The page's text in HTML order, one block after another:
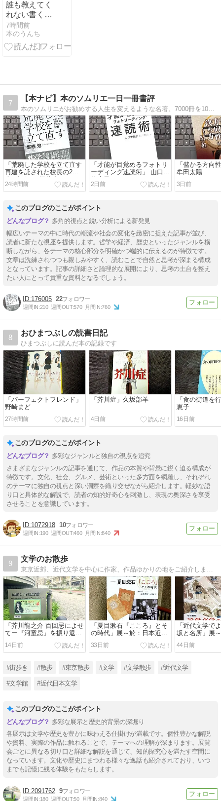
誰も教えてく
れない書くス
キル／芝本秀
徳【B2026-
64】
7時間前
本のうんち
7
【本ナビ】本のソムリエ一日一冊書評
本のソムリエがお勧めする人生を変えるような名著。7000冊を100点満点で評価。どんな本を読むか迷っている方、ぜひご訪問ください。
「荒廃した学校を立て直す
再建を託された校長の2年
半の記録」 堀越 勉
24時間前
「才能が目覚めるフォトリ
ーディング速読術」 山口
佐貴子
2日前
「儲かる方向
牟田太陽
3日前
このブログのここがポイント
多角的視点と鋭い分析による新発見
幅広いテーマの中に時代の潮流や社会の変化を緻密に捉えた記事が並び、
読者に新たな視座を提供します。哲学や経済、歴史といったジャンルを横
断しながら、各テーマの核心部分を明確かつ端的に伝えるのが特徴です。
文章は洗練されつつも親しみやすく、読むことで自然と思考が深まる構成
となっています。記事の詳細さと論理的な展開により、思考の土台を整え
たい人にとって貴重な資料となるでしょう。
176005 22
週間IN:210 週間OUT:570 月間IN:760
8
おひまつぶしの読書日記
ひまつぶしに読んだ本の記録です
「パーフェクトフレンド」
野崎まど
27時間前
「芥川症」久坂部羊
4日前
「食の街道を
恵子
16日前
このブログのここがポイント
多彩なジャンルと独自の視点を追究
さまざまなジャンルの記事を通じて、作品の本質や背景に鋭く迫る構成が
特徴です。文化、社会、グルメ、芸術といった多方面を網羅し、それぞれ
のテーマに独自の視点と深い洞察を織り交ぜながら紹介します。軽妙な語
り口と具体的な解説で、読者の知的好奇心を刺激し、表現の奥深さを享受
させることを意識しています。
1072918 10
週間IN:190 週間OUT:460 月間IN:840
9
文学のお散歩
東京近郊、近代文学を中心に作家、作品ゆかりの地をご紹介します。
「芥川龍之介 百回忌によせ
てー『河童忌』を振り返る
ー」展～於：田端文士村記
念館
14日前
「夏目漱石『こころ』とそ
の時代」展～於：日本近代
文学館
33日前
「近代文学で
坂と名所」展
記念館
44日前
#街歩き #散歩 #東京散歩 #文学 #文学散歩 #近代文学
#文学館 #近代日本文学
このブログのここがポイント
多彩な展示と歴史的背景の深堀り
各展示は文学や歴史を豊かに味わえる仕掛けが満載です。個性豊かな解説
や資料、実際の作品に触れることで、テーマへの理解が深まります。展覧
会ごとに異なる切り口と詳細な解説を通じて、知的探究心を満たす空間に
なっています。文化や歴史にまつわる様々な逸話も紹介されており、いつ
までも記憶に残る体験をもたらします。
2091762 9
週間IN:180 週間OUT:50 月間IN:840